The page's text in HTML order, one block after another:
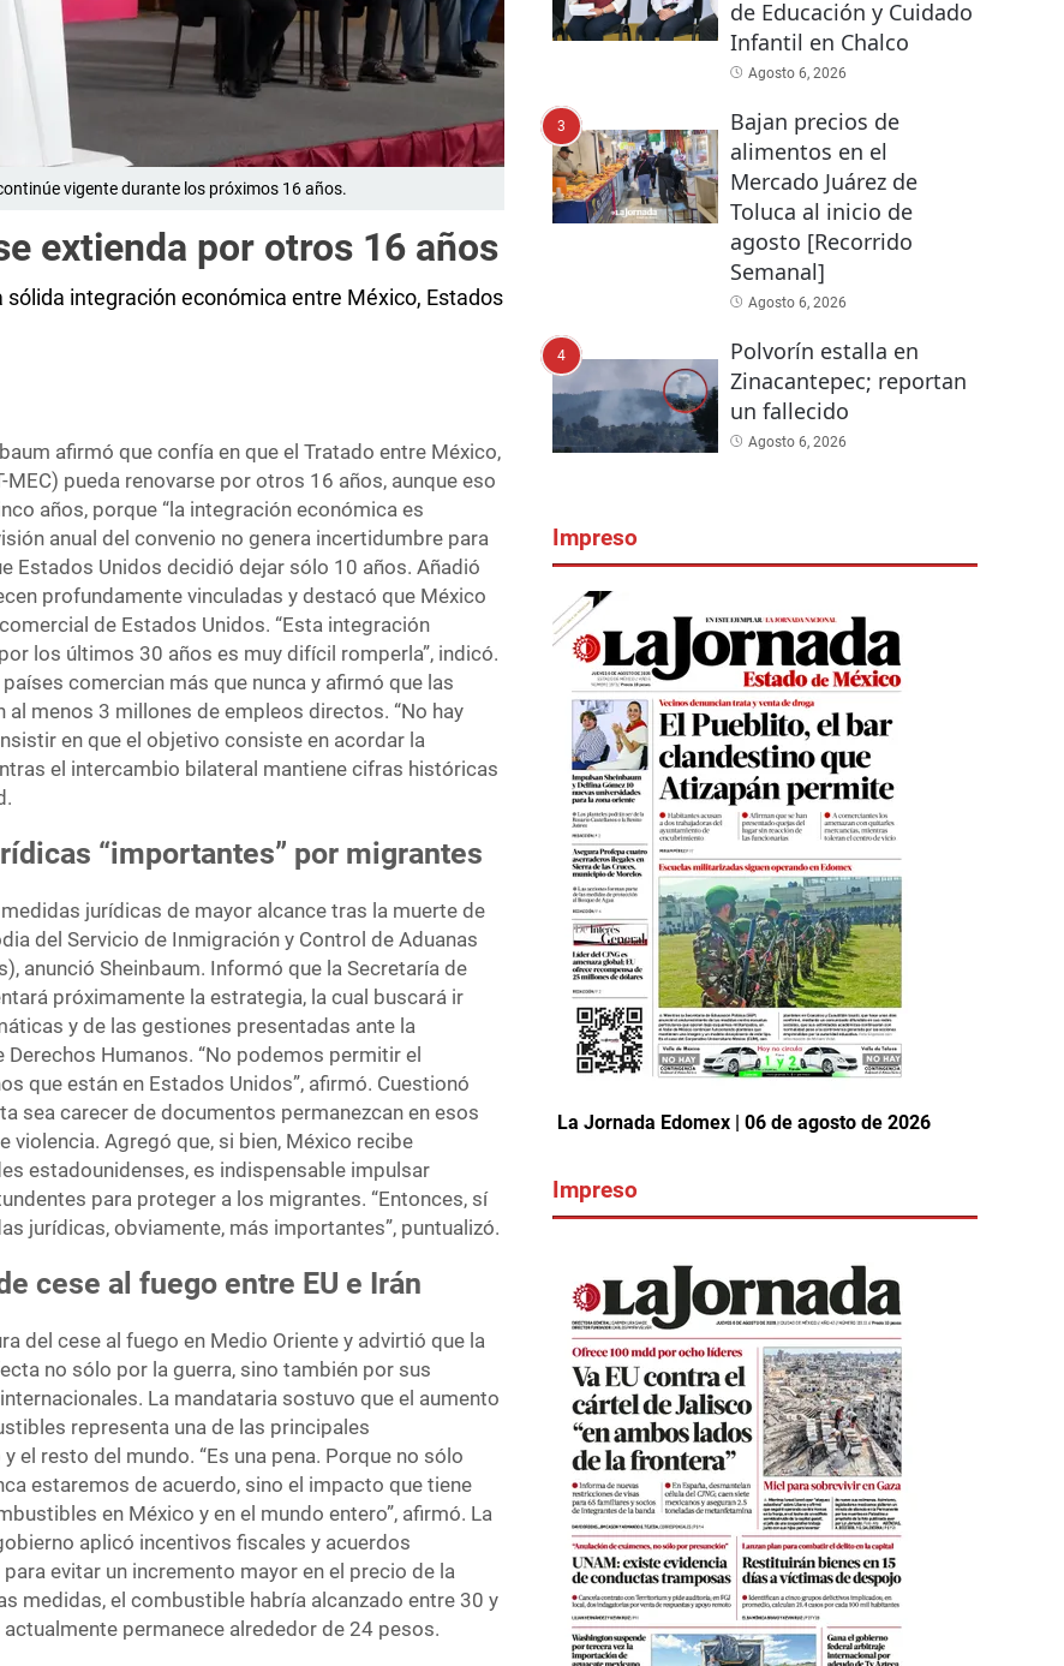
vigente durante los próximos 16 años.
extienda por otros 16 años
integración económica entre México, Estados
afirmó que confía en que el Tratado entre México,
MEC) pueda renovarse por otros 16 años, aunque eso
años, porque “la integración económica es
anual del convenio no genera incertidumbre para
Estados Unidos decidió dejar sólo 10 años. Añadió
profundamente vinculadas y destacó que México
de Estados Unidos. “Esta integración
los últimos 30 años es muy difícil romperla”, indicó.
comercian más que nunca y afirmó que las
menos 3 millones de empleos directos. “No hay
en que el objetivo consiste en acordar la
el intercambio bilateral mantiene cifras históricas
“importantes” por migrantes
jurídicas de mayor alcance tras la muerte de
del Servicio de Inmigración y Control de Aduanas
anunció Sheinbaum. Informó que la Secretaría de
próximamente la estrategia, la cual buscará ir
y de las gestiones presentadas ante la
Humanos. “No podemos permitir el
que están en Estados Unidos”, afirmó. Cuestionó
sea carecer de documentos permanezcan en esos
violencia. Agregó que, si bien, México recibe
estadounidenses, es indispensable impulsar
para proteger a los migrantes. “Entonces, sí
jurídicas, obviamente, más importantes”, puntualizó.
cese al fuego entre EU e Irán
del cese al fuego en Medio Oriente y advirtió que la
no sólo por la guerra, sino también por sus
La mandataria sostuvo que el aumento
representa una de las principales
el resto del mundo. “Es una pena. Porque no sólo
estaremos de acuerdo, sino el impacto que tiene
en México y en el mundo entero”, afirmó. La
aplicó incentivos fiscales y acuerdos
evitar un incremento mayor en el precio de la
medidas, el combustible habría alcanzado entre 30 y
permanece alrededor de 24 pesos.
de Educación y Cuidado
Infantil en Chalco
Agosto 6, 2026
3
Bajan precios de
alimentos en el
Mercado Juárez de
Toluca al inicio de
agosto [Recorrido
Semanal]
Agosto 6, 2026
4
Polvorín estalla en
Zinacantepec; reportan
un fallecido
Agosto 6, 2026
Impreso
La Jornada Edomex | 06 de agosto de 2026
Impreso